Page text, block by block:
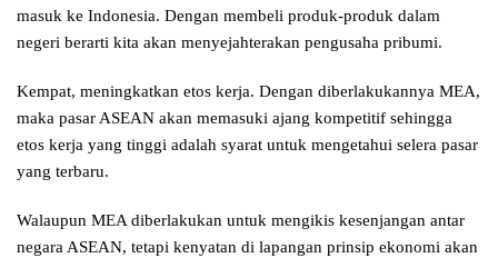
masuk ke Indonesia. Dengan membeli produk-produk dalam
negeri berarti kita akan menyejahterakan pengusaha pribumi.
Kempat, meningkatkan etos kerja. Dengan diberlakukannya MEA,
maka pasar ASEAN akan memasuki ajang kompetitif sehingga
etos kerja yang tinggi adalah syarat untuk mengetahui selera pasar
yang terbaru.
Walaupun MEA diberlakukan untuk mengikis kesenjangan antar
negara ASEAN, tetapi kenyatan di lapangan prinsip ekonomi akan